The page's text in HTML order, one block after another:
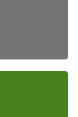
この場合にお
ない場合に